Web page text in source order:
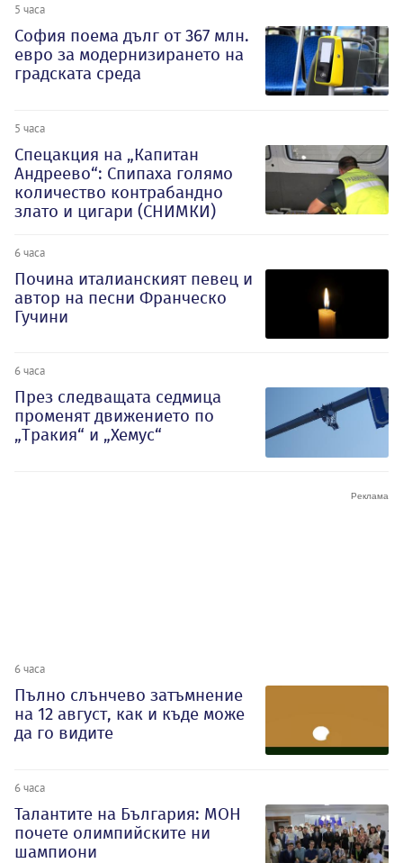
5 часа
София поема дълг от 367 млн.
евро за модернизирането на
градската среда
5 часа
Спецакция на „Капитан
Андреево“: Спипаха голямо
количество контрабандно
злато и цигари (СНИМКИ)
6 часа
Почина италианският певец и
автор на песни Франческо
Гучини
6 часа
През следващата седмица
променят движението по
„Тракия“ и „Хемус“
6 часа
Пълно слънчево затъмнение
на 12 август, как и къде може
да го видите
6 часа
Талантите на България: МОН
почете олимпийските ни
шампиони